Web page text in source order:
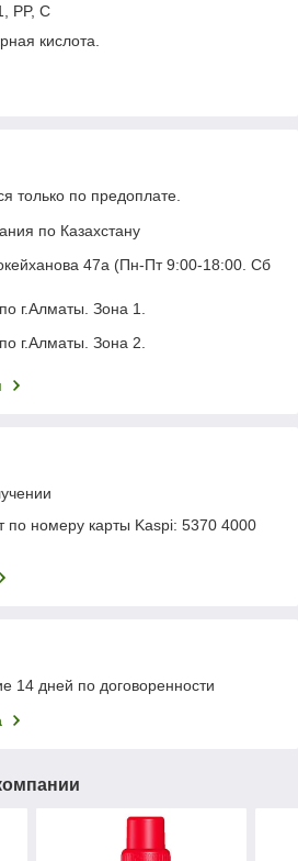
PP, С
кислота.
только по предоплате.
по Казахстану
47а (Пн-Пт 9:00-18:00. Сб
г.Алматы. Зона 1.
г.Алматы. Зона 2.
по номеру карты Kaspi: 5370 4000
14 дней по договоренности